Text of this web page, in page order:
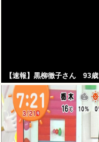
【速報】黒柳徹子さん 93歳